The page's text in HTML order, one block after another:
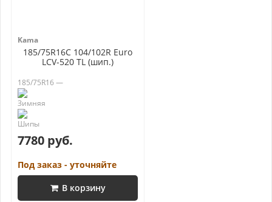
Kama
185/75R16C 104/102R Euro
LCV-520 TL (шип.)
185/75R16 —
7780 руб.
Под заказ - уточняйте
В корзину